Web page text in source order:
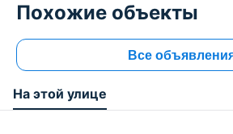
Похожие объекты
Все
На этой улице